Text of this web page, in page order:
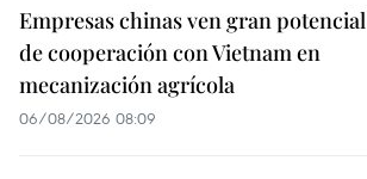
Empresas chinas ven gran potencial
de cooperación con Vietnam en
mecanización agrícola
06/08/2026 08:09